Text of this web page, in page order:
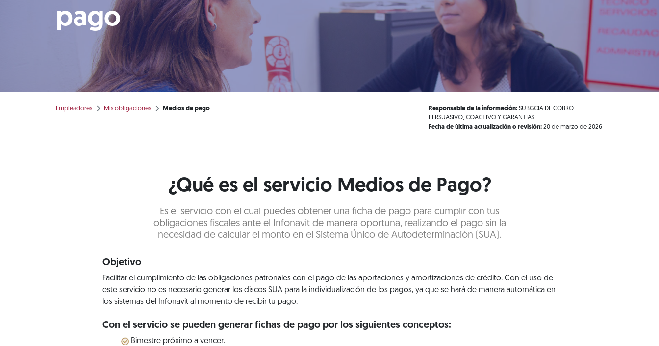
pago
Empleadores Mis obligaciones Medios de pago Responsable de la información: SUBGCIA DE COBRO
PERSUASIVO, COACTIVO Y GARANTIAS
Fecha de última actualización o revisión: 20 de marzo de 2026
¿Qué es el servicio Medios de Pago?
Es el servicio con el cual puedes obtener una ficha de pago para cumplir con tus
obligaciones fiscales ante el Infonavit de manera oportuna, realizando el pago sin la
necesidad de calcular el monto en el Sistema Único de Autodeterminación (SUA).
Objetivo
Facilitar el cumplimiento de las obligaciones patronales con el pago de las aportaciones y amortizaciones de crédito. Con el uso de
este servicio no es necesario generar los discos SUA para la individualización de los pagos, ya que se hará de manera automática en
los sistemas del Infonavit al momento de recibir tu pago.
Con el servicio se pueden generar fichas de pago por los siguientes conceptos:
Bimestre próximo a vencer.